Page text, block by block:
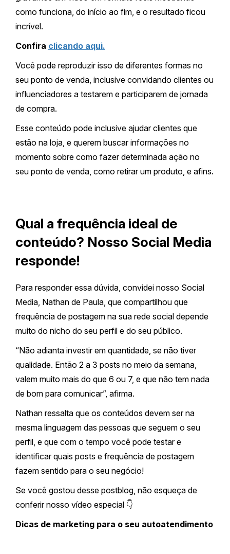
como funciona, do início ao fim, e o resultado ficou
incrível.
Confira clicando aqui.
Você pode reproduzir isso de diferentes formas no
seu ponto de venda, inclusive convidando clientes ou
influenciadores a testarem e participarem de jornada
de compra.
Esse conteúdo pode inclusive ajudar clientes que
estão na loja, e querem buscar informações no
momento sobre como fazer determinada ação no
seu ponto de venda, como retirar um produto, e afins.
Qual a frequência ideal de
conteúdo? Nosso Social Media
responde!
Para responder essa dúvida, convidei nosso Social
Media, Nathan de Paula, que compartilhou que
frequência de postagem na sua rede social depende
muito do nicho do seu perfil e do seu público.
“Não adianta investir em quantidade, se não tiver
qualidade. Então 2 a 3 posts no meio da semana,
valem muito mais do que 6 ou 7, e que não tem nada
de bom para comunicar”, afirma.
Nathan ressalta que os conteúdos devem ser na
mesma linguagem das pessoas que seguem o seu
perfil, e que com o tempo você pode testar e
identificar quais posts e frequência de postagem
fazem sentido para o seu negócio!
Se você gostou desse postblog, não esqueça de
conferir nosso vídeo especial 👇
Dicas de marketing para o seu autoatendimento